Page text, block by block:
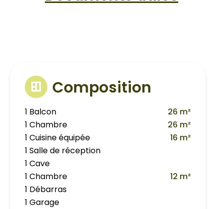
Composition
1 Balcon
26 m²
1 Chambre
26 m²
1 Cuisine équipée
16 m²
1 Salle de réception
1 Cave
1 Chambre
12 m²
1 Débarras
1 Garage